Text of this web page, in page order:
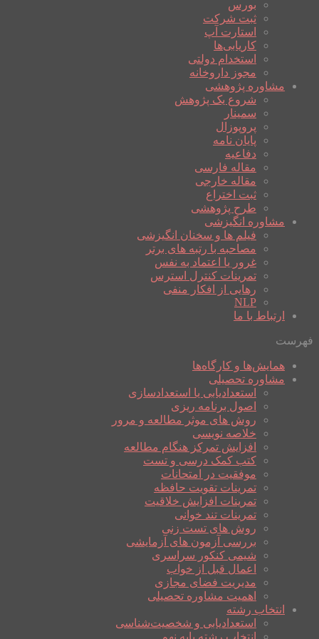
بورس
ثبت شرکت
استارت آپ
کاریابی‌ها
استخدام دولتی
مجوز داروخانه
مشاوره پژوهشی
شروع یک پژوهش
سمینار
پروپوزال
پایان نامه
دفاعیه
مقاله فارسی
مقاله خارجی
ثبت اختراع
طرح پژوهشی
مشاوره انگیزشی
فیلم ها و سخنان انگیزشی
مصاحبه با رتبه های برتر
غرور یا اعتماد به نفس
تمرینات کنترل استرس
رهایی از افکار منفی
NLP
ارتباط با ما
فهرست
همایش‌ها و کارگاه‌ها
مشاوره تحصیلی
استعدادیابی یا استعدادسازی
اصول برنامه ریزی
روش های موثر مطالعه و مرور
خلاصه نویسی
افزایش تمرکز هنگام مطالعه
کتب کمک درسی و تست
موفقیت در امتحانات
تمرینات تقویت حافظه
تمرینات افزایش خلاقیت
تمرینات تند خوانی
روش های تست زنی
بررسی آزمون های آزمایشی
شیمی کنکور سراسری
اعمال قبل از خواب
مدیریت فضای مجازی
اهمیت مشاوره تحصیلی
انتخاب رشته
استعدادیابی و شخصیت‌شناسی
انتخاب رشته پایه نهم